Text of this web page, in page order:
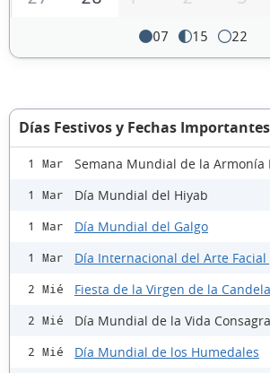
07 15 22
Días Festivos y Fechas
1 Mar Semana Mundial de la Armonía
1 Mar Día Mundial del Hiyab
1 Mar Día Mundial del Galgo
1 Mar Día Internacional del Arte Facial
2 Mié Fiesta de la Virgen de la
2 Mié Día Mundial de la Vida
2 Mié Día Mundial de los Humedales